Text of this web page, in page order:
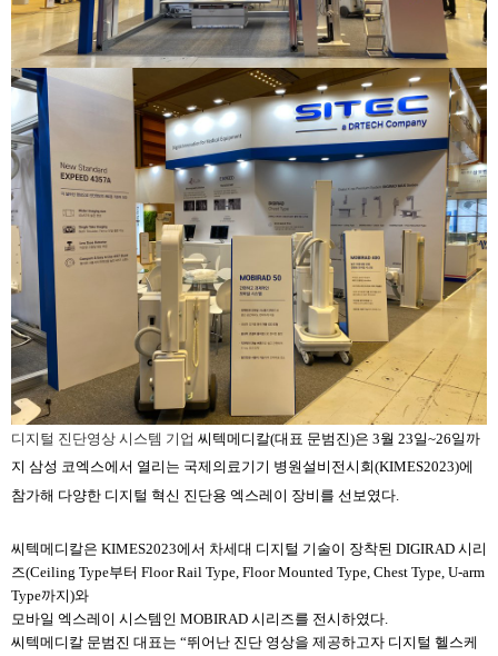
디지털 진단영상 시스템 기업 씨텍메디칼(대표 문범진)은 3월 23일~26일까
지 삼성 코엑스에서 열리는 국제의료기기 병원설비전시회(KIMES2023)에
참가해 다양한 디지털 혁신 진단용 엑스레이 장비를 선보였다.
씨텍메디칼은 KIMES2023에서 차세대 디지털 기술이 장착된 DIGIRAD 시리
즈(Ceiling Type부터 Floor Rail Type, Floor Mounted Type, Chest Type, U-arm
Type까지)와
모바일 엑스레이 시스템인 MOBIRAD 시리즈를 전시하였다.
씨텍메디칼 문범진 대표는 “뛰어난 진단 영상을 제공하고자 디지털 헬스케